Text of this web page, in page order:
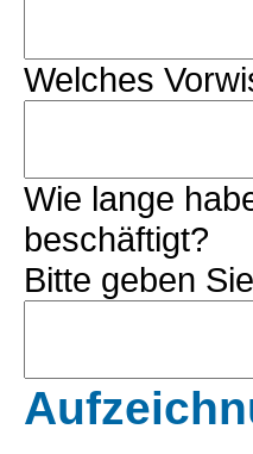
Welches
Wie lange
beschäftigt?
Bitte geben